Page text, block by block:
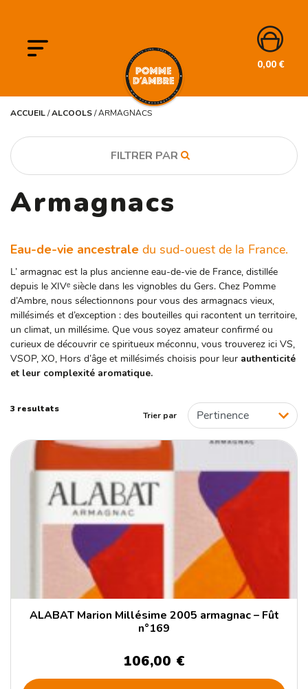
0,00 €
ACCUEIL/ALCOOLS/ARMAGNACS
FILTRER PAR
CATÉGORIE
Alcools
MARQUE
Alabat
Rémi Landier
ORIGINE
France
Armagnac
Armagnacs
Eau-de-vie ancestrale du sud-ouest de la France.
L’ armagnac est la plus ancienne eau-de-vie de France, distillée
depuis le XIVᵉ siècle dans les vignobles du Gers. Chez Pomme
d’Ambre, nous sélectionnons pour vous des armagnacs vieux,
millésimés et d’exception : des bouteilles qui racontent un territoire,
un climat, un millésime. Que vous soyez amateur confirmé ou
curieux de découvrir ce spiritueux méconnu, vous trouverez ici VS,
VSOP, XO, Hors d’âge et millésimés choisis pour leur authenticité
et leur complexité aromatique.
3 resultats
Trier par
ALABAT Marion Millésime 2005 armagnac – Fût
n°169
106,00 €